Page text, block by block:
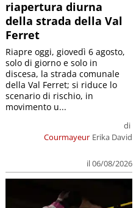
riapertura diurna
della strada della Val
Ferret
Courmayeur
di
Erika David
il 06/08/2026
Riapre oggi, giovedì 6 agosto,
solo di giorno e solo in
discesa, la strada comunale
della Val Ferret; si riduce lo
scenario di rischio, in
movimento u...